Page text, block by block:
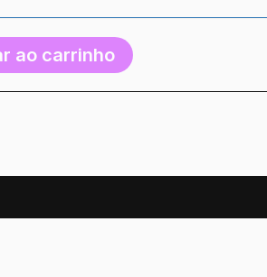
ao carrinho